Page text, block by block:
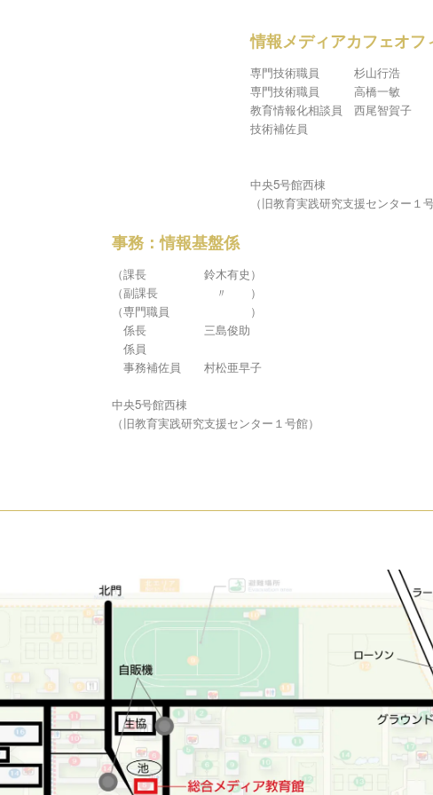
情報メディアカフェオフ
専門技術職員 杉山行浩
専門技術職員 高橋一敏
教育情報化相談員 西尾智賀子
技術補佐員
中央5号館西棟
（旧教育実践研究支援センター１号
事務：情報基盤係
（課長 鈴木有史）
（副課長 〃 ）
（専門職員 ）
係長 三島俊助
係員
事務補佐員 村松亜早子
中央5号館西棟
（旧教育実践研究支援センター１号館）